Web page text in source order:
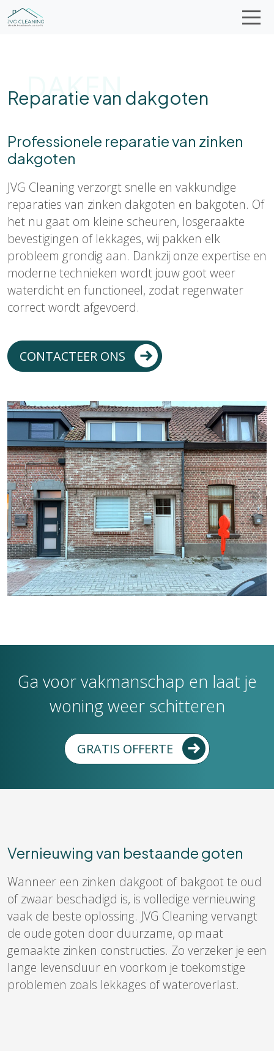
DAKEN
Reparatie van dakgoten
Professionele reparatie van zinken
dakgoten
JVG Cleaning verzorgt snelle en vakkundige
reparaties van zinken dakgoten en bakgoten. Of
het nu gaat om kleine scheuren, losgeraakte
bevestigingen of lekkages, wij pakken elk
probleem grondig aan. Dankzij onze expertise en
moderne technieken wordt jouw goot weer
waterdicht en functioneel, zodat regenwater
correct wordt afgevoerd.
CONTACTEER ONS
Ga voor vakmanschap en laat je
woning weer schitteren
GRATIS OFFERTE
Vernieuwing van bestaande goten
Wanneer een zinken dakgoot of bakgoot te oud
of zwaar beschadigd is, is volledige vernieuwing
vaak de beste oplossing. JVG Cleaning vervangt
de oude goten door duurzame, op maat
gemaakte zinken constructies. Zo verzeker je een
lange levensduur en voorkom je toekomstige
problemen zoals lekkages of wateroverlast.